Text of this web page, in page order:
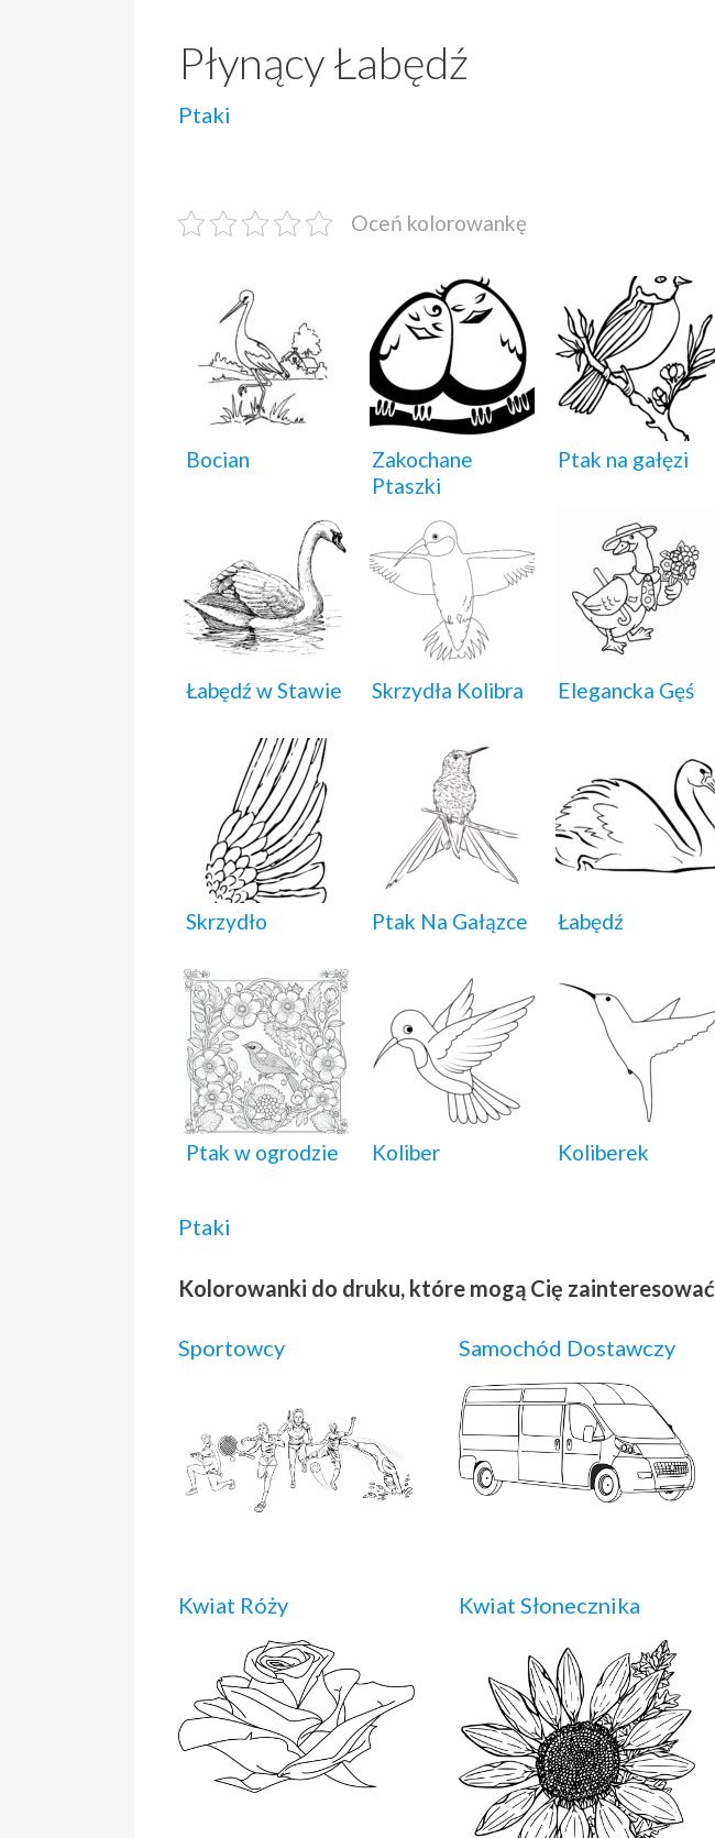
Płynący Łabędź
Ptaki
Oceń kolorowankę
Bocian
Zakochane
Ptaszki
Ptak na gałęzi
Łabędź w Stawie Skrzydła Kolibra Elegancka Gęś
Skrzydło Ptak Na Gałązce Łabędź
Ptak w ogrodzie Koliber Koliberek
Ptaki
Kolorowanki do druku, które mogą Cię zainteresować
Sportowcy Samochód Dostawczy
Kwiat Róży Kwiat Słonecznika